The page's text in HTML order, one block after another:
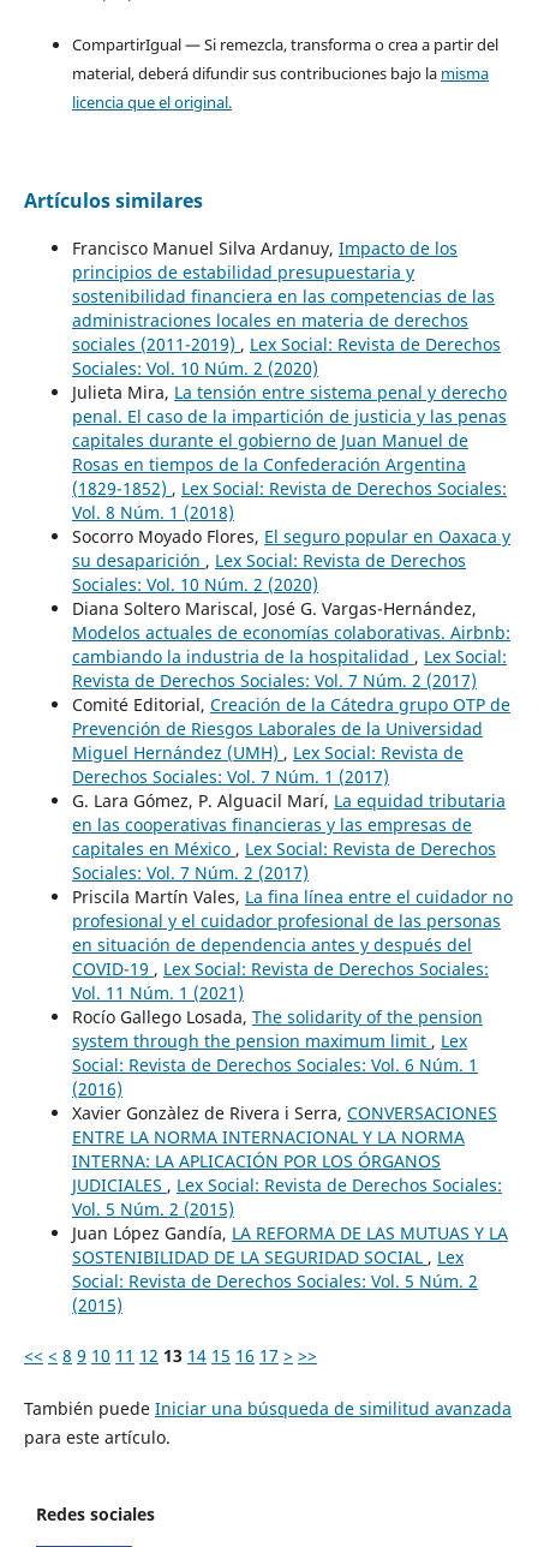
CompartirIgual — Si remezcla, transforma o crea a partir del
material, deberá difundir sus contribuciones bajo la misma
licencia que el original.
Artículos similares
Francisco Manuel Silva Ardanuy, Impacto de los
principios de estabilidad presupuestaria y
sostenibilidad financiera en las competencias de las
administraciones locales en materia de derechos
sociales (2011-2019) , Lex Social: Revista de Derechos
Sociales: Vol. 10 Núm. 2 (2020)
Julieta Mira, La tensión entre sistema penal y derecho
penal. El caso de la impartición de justicia y las penas
capitales durante el gobierno de Juan Manuel de
Rosas en tiempos de la Confederación Argentina
(1829-1852) , Lex Social: Revista de Derechos Sociales:
Vol. 8 Núm. 1 (2018)
Socorro Moyado Flores, El seguro popular en Oaxaca y
su desaparición , Lex Social: Revista de Derechos
Sociales: Vol. 10 Núm. 2 (2020)
Diana Soltero Mariscal, José G. Vargas-Hernández,
Modelos actuales de economías colaborativas. Airbnb:
cambiando la industria de la hospitalidad , Lex Social:
Revista de Derechos Sociales: Vol. 7 Núm. 2 (2017)
Comité Editorial, Creación de la Cátedra grupo OTP de
Prevención de Riesgos Laborales de la Universidad
Miguel Hernández (UMH) , Lex Social: Revista de
Derechos Sociales: Vol. 7 Núm. 1 (2017)
G. Lara Gómez, P. Alguacil Marí, La equidad tributaria
en las cooperativas financieras y las empresas de
capitales en México , Lex Social: Revista de Derechos
Sociales: Vol. 7 Núm. 2 (2017)
Priscila Martín Vales, La fina línea entre el cuidador no
profesional y el cuidador profesional de las personas
en situación de dependencia antes y después del
COVID-19 , Lex Social: Revista de Derechos Sociales:
Vol. 11 Núm. 1 (2021)
Rocío Gallego Losada, The solidarity of the pension
system through the pension maximum limit , Lex
Social: Revista de Derechos Sociales: Vol. 6 Núm. 1
(2016)
Xavier Gonzàlez de Rivera i Serra, CONVERSACIONES
ENTRE LA NORMA INTERNACIONAL Y LA NORMA
INTERNA: LA APLICACIÓN POR LOS ÓRGANOS
JUDICIALES , Lex Social: Revista de Derechos Sociales:
Vol. 5 Núm. 2 (2015)
Juan López Gandía, LA REFORMA DE LAS MUTUAS Y LA
SOSTENIBILIDAD DE LA SEGURIDAD SOCIAL , Lex
Social: Revista de Derechos Sociales: Vol. 5 Núm. 2
(2015)
<< < 8 9 10 11 12 13 14 15 16 17 > >>
También puede Iniciar una búsqueda de similitud avanzada
para este artículo.
Redes sociales